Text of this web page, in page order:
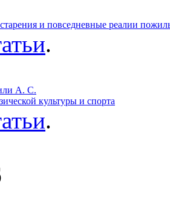
старения и повседневные реалии
.
А. С.
культуры и спорта
.